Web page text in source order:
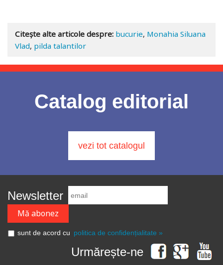
Citește alte articole despre: bucurie, Monahia Siluana
Vlad, pilda talantilor
Catalog editorial
vezi tot catalogul
Newsletter
sunt de acord cu politica de confidențialitate »
Urmărește-ne